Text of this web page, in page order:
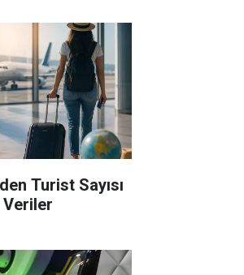
Turist Sayısı
Veriler